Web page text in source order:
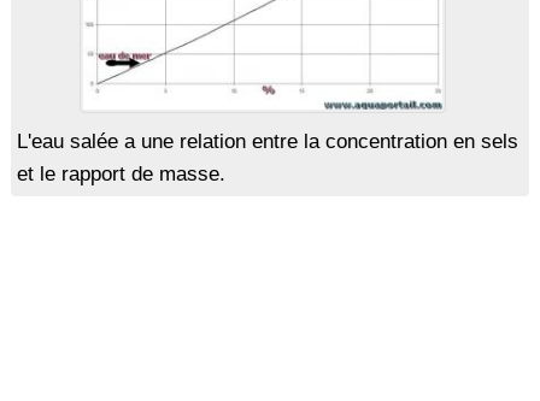
L'eau salée a une relation entre la concentration en sels
et le rapport de masse.